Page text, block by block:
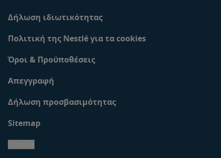
Δήλωση ιδιωτικότητας
Πολιτική της Nestlé για τα cookies
Όροι & Προϋποθέσεις
Απεγγραφή
Δήλωση προσβασιμότητας
Sitemap